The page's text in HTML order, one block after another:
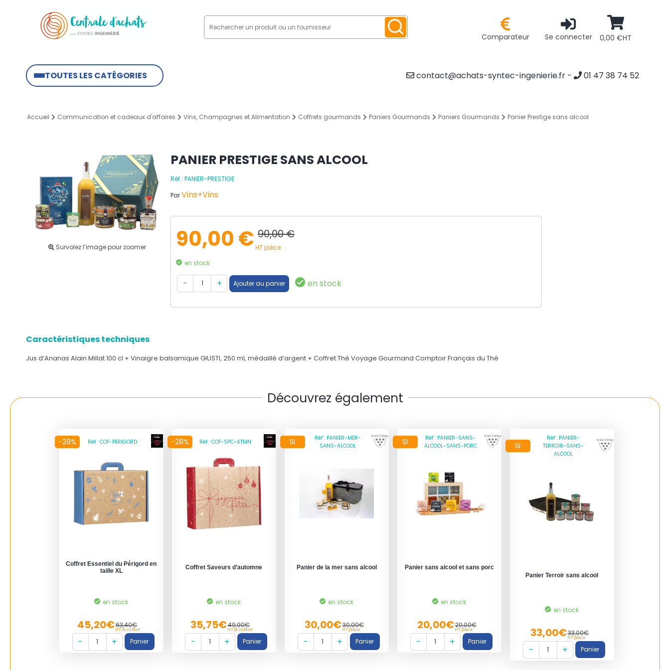
Comparateur Se connecter 0,00 €HT
TOUTES LES CATÉGORIES contact@achats-syntec-ingenierie.fr - 01 47 38 74 52
Accueil Communication et cadeaux d'affaires Vins, Champagnes et Alimentation Coffrets gourmands Paniers Gourmands Paniers Gourmands Panier Prestige sans alcool
Survolez l’image pour zoomer
PANIER PRESTIGE SANS ALCOOL
Réf : PANIER-PRESTIGE
ParVins+Vins
90,00 € 90,00 €
HT pièce
en stock
en stock
Caractéristiques techniques
Jus d’Ananas Alain Millat 100 cl + Vinaigre balsamique GIUSTI, 250 ml, médaillé d’argent + Coffret Thé Voyage Gourmand Comptoir Français du Thé
Découvrez également
-29% Réf : COF-PERIGORD
Coffret Essentiel du Périgord en
taille XL
en stock
45,20€63,40€
HT le coffret
-28% Réf : COF-SPC-ATMN
Coffret Saveurs d’automne
en stock
35,75€49,90€
HT le coffret
SI
Réf : PANIER-MER-
SANS-ALCOOL
Panier de la mer sans alcool
en stock
30,00€30,00€
HT pièce
SI
Réf : PANIER-SANS-
ALCOOL-SANS-PORC
Panier sans alcool et sans porc
en stock
20,00€20,00€
HT pièce
SI
Réf : PANIER-
TERROIR-SANS-
ALCOOL
Panier Terroir sans alcool
en stock
33,00€33,00€
HT pièce